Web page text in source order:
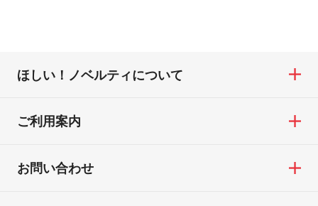
ほしい！ノベルティについて
ご利用案内
お問い合わせ